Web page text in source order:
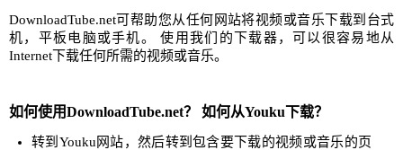
DownloadTube.net可帮助您从任何网站将视频或音乐下载到台式
机，平板电脑或手机。 使用我们的下载器，可以很容易地从
Internet下载任何所需的视频或音乐。
如何使用DownloadTube.net？ 如何从Youku下载？
转到Youku网站，然后转到包含要下载的视频或音乐的页